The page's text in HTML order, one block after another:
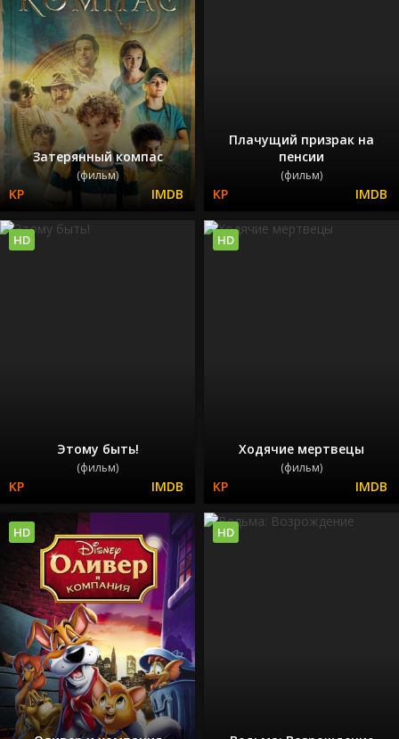
Затерянный компас
(фильм)
Плачущий призрак на
пенсии
(фильм)
Этому быть!
(фильм)
HD
Ходячие мертвецы
(фильм)
HD
HD HD